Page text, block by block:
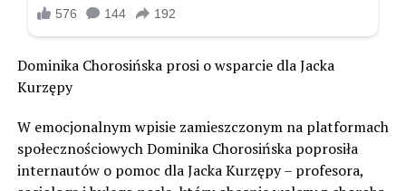
Dominika Chorosińska prosi o wsparcie dla Jacka
Kurzępy
W emocjonalnym wpisie zamieszczonym na platformach
społecznościowych Dominika Chorosińska poprosiła
internautów o pomoc dla Jacka Kurzępy – profesora,